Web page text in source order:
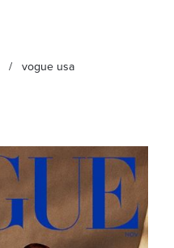
vogue usa